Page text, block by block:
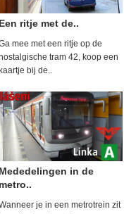
Een ritje met de..
mee met een ritje op de
tram 42, koop een
kaartje bij de..
Mededelingen in de
metro..
je in een metrotrein zit